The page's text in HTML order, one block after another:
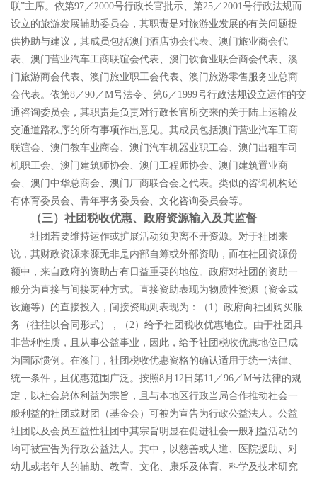
联”主席。依第97／2000号行政长官批示、第25／2001号行政法规而
设立的旅游发展辅助委员会，其职责是对旅游业发展的有关问题提
供协助与建议，其成员包括澳门酒店协会代表、澳门旅业商会代
表、澳门营业汽车工商联谊会代表、澳门饮食业联合商会代表、澳
门旅游商会代表、澳门旅业职工会代表、澳门旅游零售服务业总商
会代表。依第8／90／M号法令、第6／ 1999号行政法规设立运作的交
通咨询委员会，其职责是负责对行政长官所交来的关于陆上运输及
交通道路秩序的所有事项作出意见。其成员包括澳门营业汽车工商
联谊会、澳门教车业商会、澳门汽车机器业职工会、澳门出租车司
机职工会、澳门建筑师协会、澳门工程师协会、澳门建筑置业商
会、澳门中华总商会、澳门厂商联合会之代表。类似的咨询机构还
有体育委员会、青年事务委员会、文化咨询委员会等。
（三）社团税收优惠、政府资源输入及其监督
社团若要维持运作或扩展活动须臾离不开资源。对于社团来
说，其财政资源来源无非是内部自筹或外部资助，而在社团资源份
额中，来自政府的资助占有日益重要的地位。政府对社团的资助一
般分为直接与间接两种方式。直接资助表现为物质性资源（资金或
设施等）的直接投入，间接资助则表现为：（ 1 ）政府向社团购买服
务（往往以合同形式），（2）给予社团税收优惠地位。由于社团具
非营利性质，且从事公益事业，因此，给予社团税收优惠地位已成
为国际惯例。在澳门，社团税收优惠资格的确认适用于统一法律、
统一条件，且优惠范围广泛。按照8月 12 日第11 ／96／M号法律的规
定，以社会总体利益为宗旨，且与本地区行政当局合作推动社会一
般利益的社团或财团（基金会）可被为宣告为行政公益法人。公益
社团以及会员互益性社团中其宗旨明显在促进社会一般利益活动的
均可被宣告为行政公益法人。其中，以慈善或人道、医院援助、对
幼儿或老年人的辅助、教育、文化、康乐及体育、科学及技术研究